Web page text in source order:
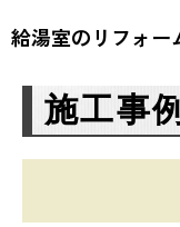
給湯室のリフォー
施工事例